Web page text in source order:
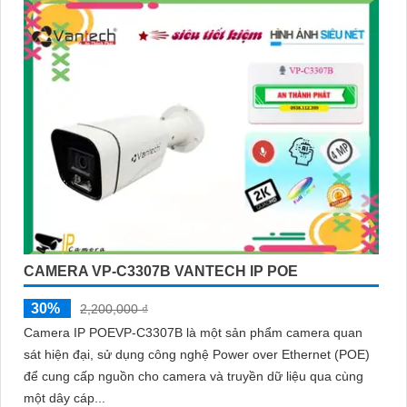
CAMERA VP-C3307B VANTECH IP POE
30%
2,200,000 ₫
Camera IP POEVP-C3307B là một sản phẩm camera quan
sát hiện đại, sử dụng công nghệ Power over Ethernet (POE)
để cung cấp nguồn cho camera và truyền dữ liệu qua cùng
một dây cáp...